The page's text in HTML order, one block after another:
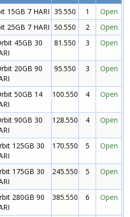
15GB 7 HARI 35.550 1
Open
25GB 7 HARI 50.550 2
Open
45GB 30
81.550 3 Open
20GB 90
95.550 3 Open
50GB 14
100.550 4 Open
90GB 30
128.550 4 Open
125GB 30
170.550 5 Open
175GB 30
245.550 5 Open
280GB 90
385.550 6 Open